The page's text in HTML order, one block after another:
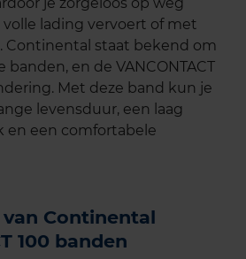
volle lading vervoert of met
Continental staat bekend om
en de VANCONTACT
Met deze band kun je
levensduur, een laag
en een comfortabele
Continental
100 banden